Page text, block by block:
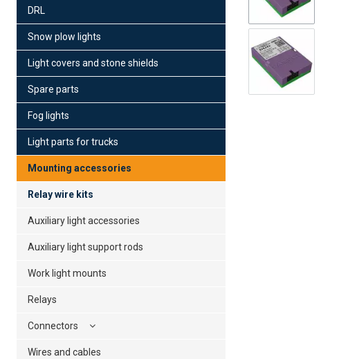
DRL
Snow plow lights
Light covers and stone shields
Spare parts
Fog lights
Light parts for trucks
Mounting accessories
Relay wire kits
Auxiliary light accessories
Auxiliary light support rods
Work light mounts
Relays
Connectors
Wires and cables